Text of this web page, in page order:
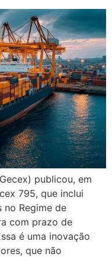
publicou, em
795, que inclui
Regime de
com prazo de
é uma inovação
que não